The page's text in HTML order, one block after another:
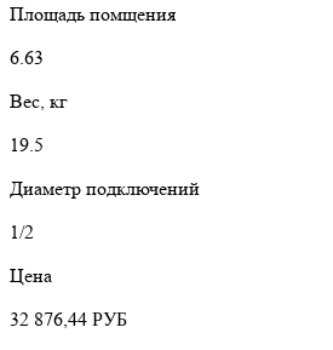
Площадь помщения
6.63
Вес, кг
19.5
Диаметр подключений
1/2
Цена
32 876,44 РУБ